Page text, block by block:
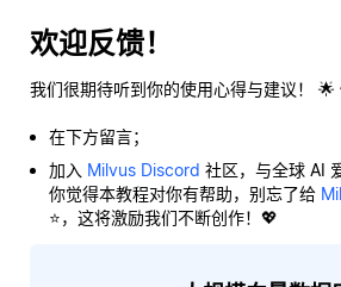
欢迎反馈！
我们很期待听到你的使用心得与建议！ 🌟
在下方留言；
加入 Milvus Discord 社区，与全球 AI
你觉得本教程对你有帮助，别忘了给
⭐，这将激励我们不断创作！💖